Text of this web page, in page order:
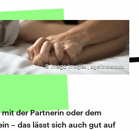
©imago images | agefotostock
der Partnerin oder dem
– das lässt sich auch gut auf